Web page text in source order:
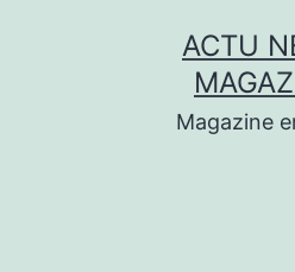
ACTU
Magazine